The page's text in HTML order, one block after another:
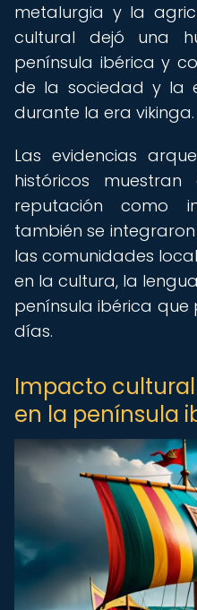
metalurgia y la
cultural dejó una
península ibérica y
de la sociedad y la
durante la era vikinga.
Las evidencias
históricos
reputación como
también se
las comunidades
en la cultura, la
península ibérica
días.
Impacto
en la península